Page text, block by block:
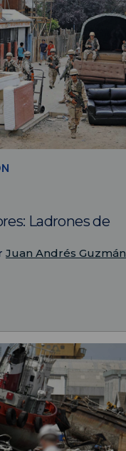
Ladrones de
Juan Andrés Guzmán